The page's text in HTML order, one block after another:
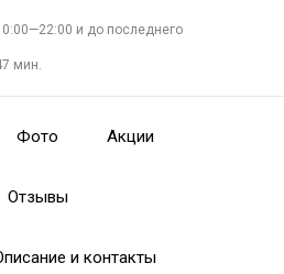
и до последнего
мин.
Фото Акции
Отзывы
и контакты